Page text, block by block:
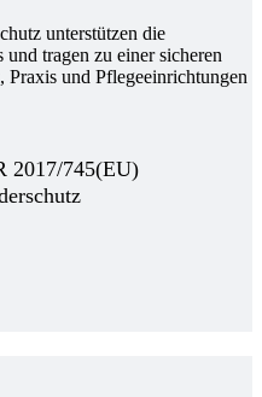
unterstützen die
tragen zu einer sicheren
und Pflegeeinrichtungen
2017/745(EU)